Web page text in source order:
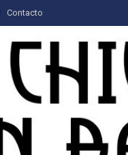
Contacto